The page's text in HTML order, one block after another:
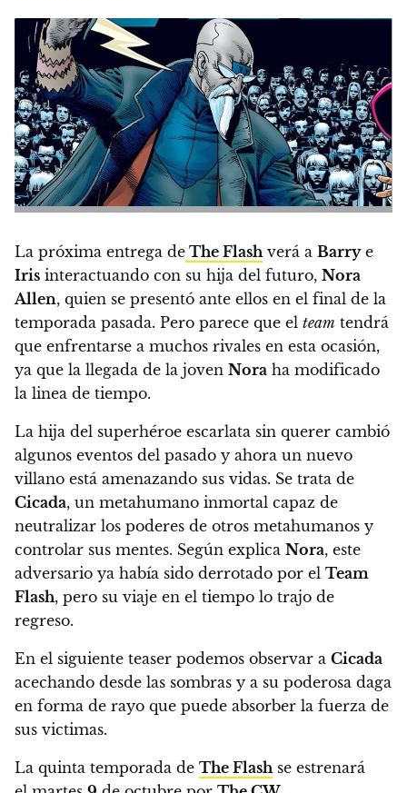
La próxima entrega de The Flashverá a Barrye
Iris interactuando con su hija del futuro, Nora
Allen, quien se presentó ante ellos en el final de la
temporada pasada. Pero parece que el team tendrá
que enfrentarse a muchos rivales en esta ocasión,
ya que la llegada de la joven Nora ha modificado
la linea de tiempo.
La hija del superhéroe escarlata sin querer cambió
algunos eventos del pasado y ahora un nuevo
villano está amenazando sus vidas. Se trata de
Cicada, un metahumano inmortal capaz de
neutralizar los poderes de otros metahumanos y
controlar sus mentes. Según explica Nora, este
adversario ya había sido derrotado por el Team
Flash, pero su viaje en el tiempo lo trajo de
regreso.
En el siguiente teaser podemos observar a Cicada
acechando desde las sombras y a su poderosa daga
en forma de rayo que puede absorber la fuerza de
sus victimas.
La quinta temporada de The Flashse estrenará